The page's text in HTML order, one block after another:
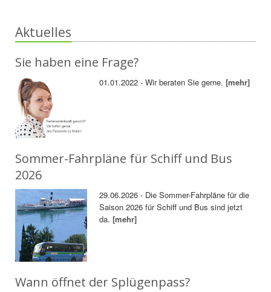
Aktuelles
Sie haben eine Frage?
01.01.2022 - Wir beraten Sie gerne.[mehr]
Sommer-Fahrpläne für Schiff und Bus
2026
29.06.2026 - Die Sommer-Fahrpläne für die
Saison 2026 für Schiff und Bus sind jetzt
da.[mehr]
Wann öffnet der Splügenpass?